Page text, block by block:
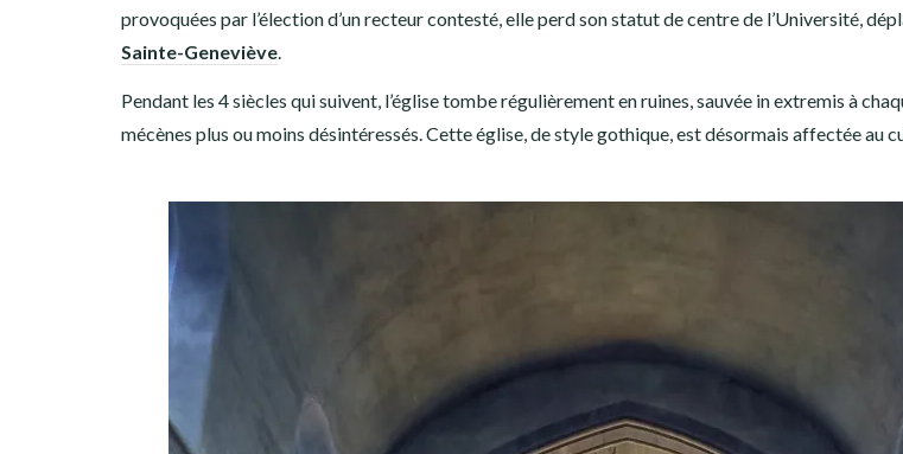
provoquées par l’élection d’un recteur contesté, elle perd son statut de centre de l’Université,
Sainte-Geneviève
Pendant les 4 siècles qui suivent, l’église tombe régulièrement en ruines, sauvée in extremis à
mécènes plus ou moins désintéressés. Cette église, de style gothique, est désormais affectée au